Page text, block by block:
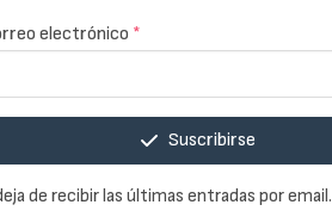
electrónico *
Suscribirse
de recibir las últimas entradas por email.